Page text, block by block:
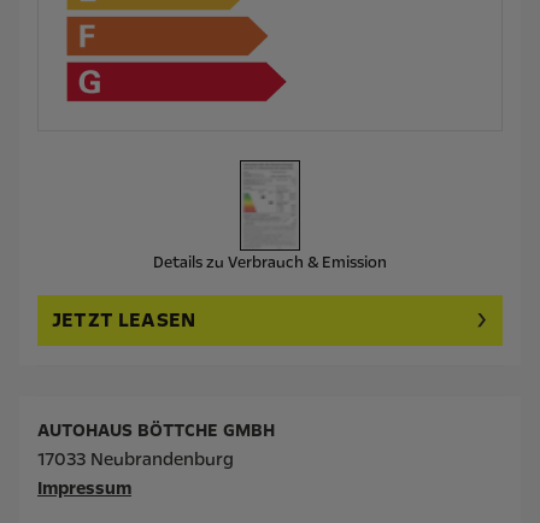
Details zu Verbrauch & Emission
JETZT LEASEN
AUTOHAUS BÖTTCHE GMBH
17033 Neubrandenburg
Impressum